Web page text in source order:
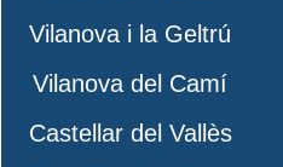
Vilanova i la Geltrú
Vilanova del Camí
Castellar del Vallès